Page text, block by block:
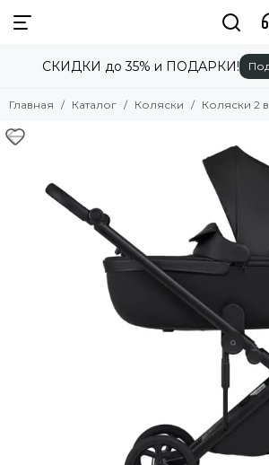
Смотреть все товары
Коляски прогулочные
Аксессуары для колясок
Люльки для колясок
СКИДКИ до 35% и ПОДАРКИ!
Главная Каталог Коляски Коляски 2 в